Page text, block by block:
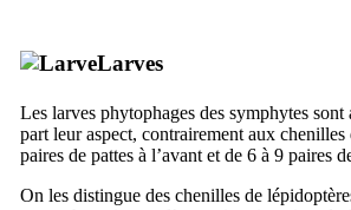
Larves
Les larves phytophages des symphytes sont
part leur aspect, contrairement aux chenilles
paires de pattes à l’avant et de 6 à 9 paires
On les distingue des chenilles de